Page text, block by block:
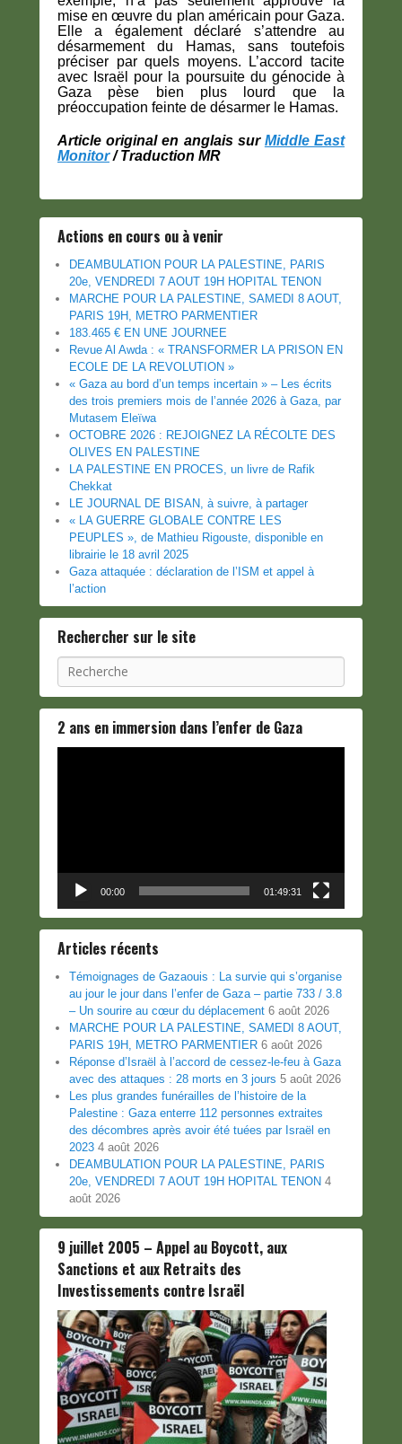
mise en œuvre du plan américain pour Gaza.
Elle a également déclaré s’attendre au
désarmement du Hamas, sans toutefois
préciser par quels moyens. L’accord tacite
avec Israël pour la poursuite du génocide à
Gaza pèse bien plus lourd que la
préoccupation feinte de désarmer le Hamas.
Article original en anglais sur Middle East
Monitor/ Traduction MR
Actions en cours ou à venir
DEAMBULATION POUR LA PALESTINE, PARIS
20e, VENDREDI 7 AOUT 19H HOPITAL TENON
MARCHE POUR LA PALESTINE, SAMEDI 8 AOUT,
PARIS 19H, METRO PARMENTIER
183.465 € EN UNE JOURNEE
Revue Al Awda : « TRANSFORMER LA PRISON EN
ECOLE DE LA REVOLUTION »
« Gaza au bord d’un temps incertain » – Les écrits
des trois premiers mois de l’année 2026 à Gaza, par
Mutasem Eleïwa
OCTOBRE 2026 : REJOIGNEZ LA RÉCOLTE DES
OLIVES EN PALESTINE
LA PALESTINE EN PROCES, un livre de Rafik
Chekkat
LE JOURNAL DE BISAN, à suivre, à partager
« LA GUERRE GLOBALE CONTRE LES
PEUPLES », de Mathieu Rigouste, disponible en
librairie le 18 avril 2025
Gaza attaquée : déclaration de l’ISM et appel à
l’action
Rechercher sur le site
Recherche
2 ans en immersion dans l’enfer de Gaza
00:00 01:49:31
Articles récents
Témoignages de Gazaouis : La survie qui s’organise
au jour le jour dans l’enfer de Gaza – partie 733 / 3.8
– Un sourire au cœur du déplacement 6 août 2026
MARCHE POUR LA PALESTINE, SAMEDI 8 AOUT,
PARIS 19H, METRO PARMENTIER 6 août 2026
Réponse d’Israël à l’accord de cessez-le-feu à Gaza
avec des attaques : 28 morts en 3 jours 5 août 2026
Les plus grandes funérailles de l’histoire de la
Palestine : Gaza enterre 112 personnes extraites
des décombres après avoir été tuées par Israël en
2023 4 août 2026
DEAMBULATION POUR LA PALESTINE, PARIS
20e, VENDREDI 7 AOUT 19H HOPITAL TENON 4
août 2026
9 juillet 2005 – Appel au Boycott, aux
Sanctions et aux Retraits des
Investissements contre Israël